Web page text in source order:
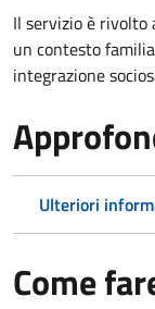
Il servizio è rivolto
un contesto
integrazione
Ulteriori
Come